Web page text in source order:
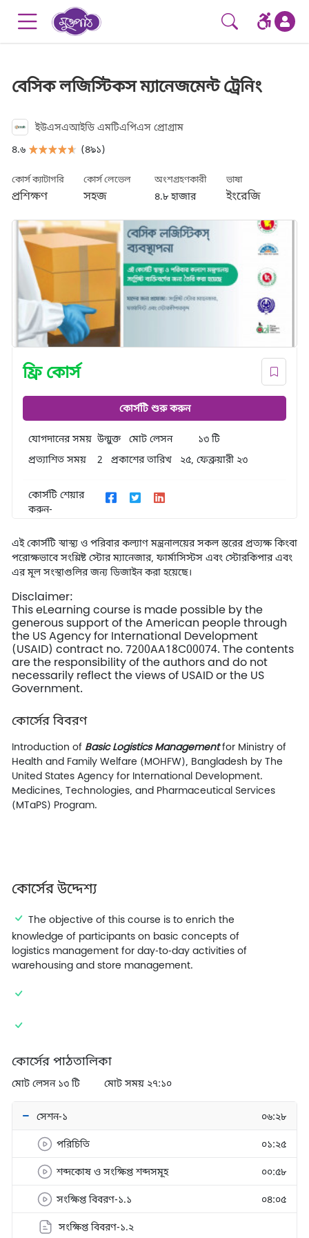
Skip to main content Go to accessibility menu
বেসিক লজিস্টিকস ম্যানেজমেন্ট ট্রেনিং
ইউএসএআইডি এমটিএপিএস প্রোগ্রাম
৪.৬
(৪৯১)
কোর্স ক্যাটাগরি
প্রশিক্ষণ
কোর্স লেভেল
সহজ
অংশগ্রহণকারী
৪.৮ হাজার
ভাষা
ইংরেজি
ফ্রি কোর্স
কোর্সটি শুরু করুন
যোগদানের সময় উন্মুক্ত মোট লেসন
১৩ টি
প্রত্যাশিত সময়
2 প্রকাশের তারিখ ২৫, ফেব্রুয়ারী ২৩
কোর্সটি শেয়ার
করুন-
এই কোর্সটি স্বাস্থ্য ও পরিবার কল্যাণ মন্ত্রনালয়ের সকল স্তরের প্রত্যক্ষ কিংবা
পরোক্ষভাবে সংশ্লিষ্ট স্টোর ম্যানেজার,ফার্মাসিস্টস এবং স্টোরকিপার এবং
এর মূল সংস্থাগুলির জন্য ডিজাইন করা হয়েছে।
Disclaimer:
This eLearning course is made possible by the
generous support of the American people through
the US Agency for International Development
(USAID) contract no. 7200AA18C00074. The contents
are the responsibility of the authors and do not
necessarily reflect the views of USAID or the US
Government.
কোর্সের বিবরণ
Introduction of Basic Logistics Managementfor Ministry of
Health and Family Welfare (MOHFW), Bangladesh by The
United States Agency for International Development.
Medicines, Technologies, and Pharmaceutical Services
(MTaPS) Program.
কোর্সের উদ্দেশ্য
The objective of this course is to enrich the
knowledge of participants on basic concepts of
logistics management for day-to-day activities of
warehousing and store management.
কোর্সের পাঠতালিকা
মোট লেসন ১৩ টি মোট সময় ২৭:১০
সেশন-১ ০৬:২৮
পরিচিতি ০১:২৫
শব্দকোষ ও সংক্ষিপ্ত শব্দসমূহ ০০:৫৮
সংক্ষিপ্ত বিবরণ-১.১ ০৪:০৫
সংক্ষিপ্ত বিবরণ-১.২